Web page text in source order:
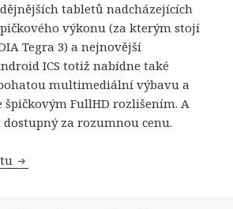
tabletů nadcházejících
výkonu (za kterým stojí
Tegra 3) a nejnovější
ICS totiž nabídne také
multimediální výbavu a
špičkovým FullHD rozlišením. A
za rozumnou cenu.
Acer začíná prodávat tablet Iconia